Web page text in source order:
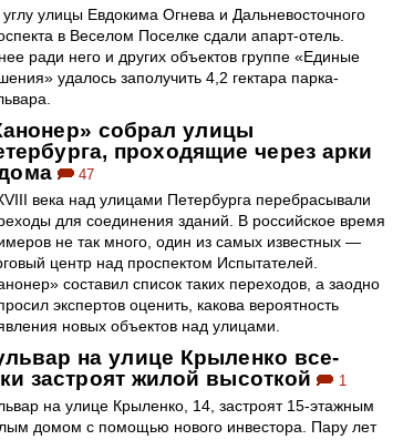
улицы Евдокима Огнева и Дальневосточного
в Веселом Поселке сдали апарт-отель.
ради него и других объектов группе «Единые
удалось заполучить 4,2 гектара парка-
собрал улицы
проходящие через арки
47
века над улицами Петербурга перебрасывали
для соединения зданий. В российское время
не так много, один из самых известных —
центр над проспектом Испытателей.
составил список таких переходов, а заодно
экспертов оценить, какова вероятность
новых объектов над улицами.
на улице Крыленко все-
застроят жилой высоткой
1
на улице Крыленко, 14, застроят 15-этажным
домом с помощью нового инвестора. Пару лет